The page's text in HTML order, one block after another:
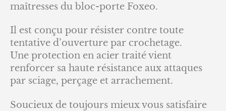
maîtresses du bloc-porte Foxeo.
Il est conçu pour résister contre toute
tentative d’ouverture par crochetage.
Une protection en acier traité vient
renforcer sa haute résistance aux attaques
par sciage, perçage et arrachement.
Soucieux de toujours mieux vous satisfaire